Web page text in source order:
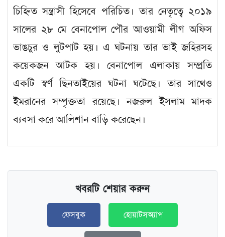
চিহ্নিত সন্ত্রাসী হিসেবে পরিচিত। তার নেতৃত্বে ২০১৯
সালের ২৮ মে বেনাপোল পৌর আওয়ামী লীগ অফিস
ভাঙচুর ও লুটপাট হয়। এ ঘটনায় তার ভাই জহিরসহ
কয়েকজন আটক হয়। বেনাপোল এলাকায় সম্প্রতি
একটি স্বর্ণ ছিনতাইয়ের ঘটনা ঘটেছে। তার সাথেও
ইমরানের সম্পৃক্ততা রয়েছে। নজরুল ইসলাম মাদক
ব্যবসা করে আলিশান বাড়ি করেছেন।
খবরটি শেয়ার করুন
ফেসবুক হোয়াটসঅ্যাপ